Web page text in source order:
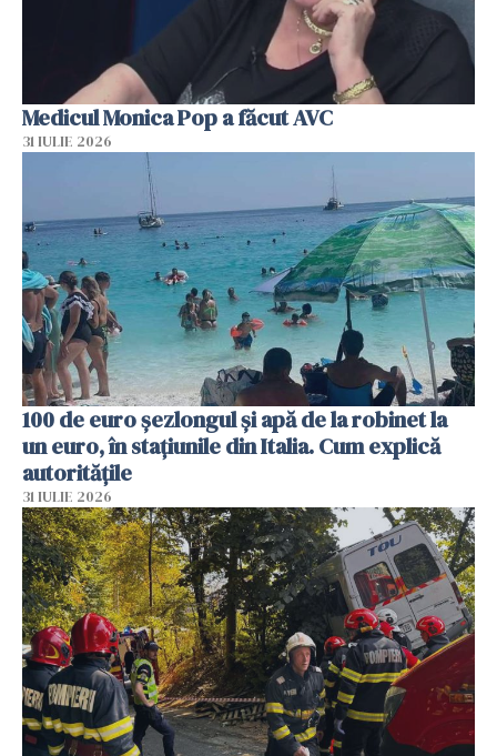
Medicul Monica Pop a făcut AVC
31 IULIE 2026
100 de euro șezlongul și apă de la robinet la
un euro, în stațiunile din Italia. Cum explică
autoritățile
31 IULIE 2026